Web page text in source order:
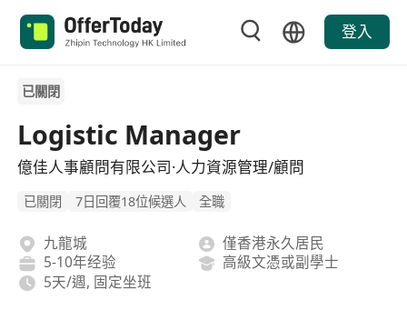
登入
已關閉
Logistic Manager
億佳人事顧問有限公司·人力資源管理/顧問
已關閉 7日回覆18位候選人 全職
九龍城
僅香港永久居民
5-10年经验
高級文憑或副學士
5天/週, 固定坐班